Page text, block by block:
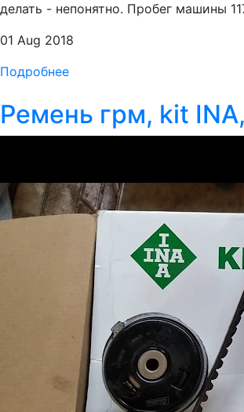
делать - непонятно. Пробег машины
01 Aug 2018
Подробнее
Ремень грм, kit